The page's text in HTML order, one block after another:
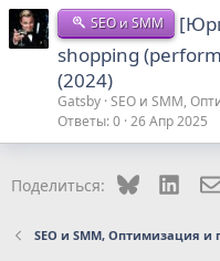
SEO и SMM
shopping
(2024)
Gatsby SEO и SMM,
Ответы 0 26 Апр 2025
Поделиться: Bluesky
SEO и SMM, Оптимизация